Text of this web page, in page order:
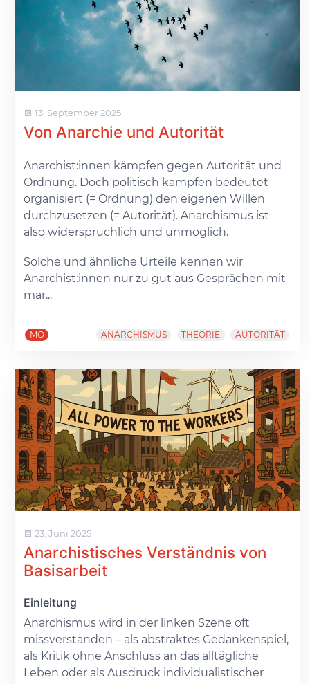
13. September 2025
Von Anarchie und Autorität
Anarchist:innen kämpfen gegen Autorität und
Ordnung. Doch politisch kämpfen bedeutet
organisiert (= Ordnung) den eigenen Willen
durchzusetzen (= Autorität). Anarchismus ist
also widersprüchlich und unmöglich.
Solche und ähnliche Urteile kennen wir
Anarchist:innen nur zu gut aus Gesprächen mit
mar...
MO ANARCHISMUS THEORIE AUTORITÄT
23. Juni 2025
Anarchistisches Verständnis von
Basisarbeit
Einleitung
Anarchismus wird in der linken Szene oft
missverstanden – als abstraktes Gedankenspiel,
als Kritik ohne Anschluss an das alltägliche
Leben oder als Ausdruck individualistischer